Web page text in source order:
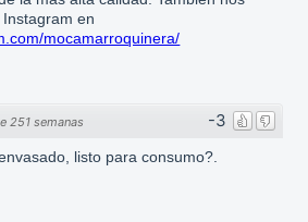
en
mocamarroquinera/
-3
251 semanas
listo para consumo?.